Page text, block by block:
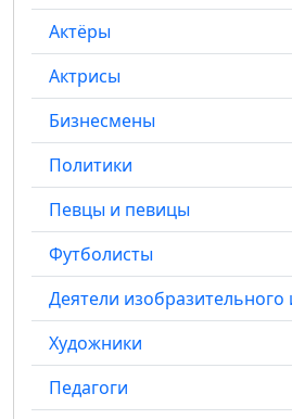
Актёры
Актрисы
Бизнесмены
Политики
Певцы и певицы
Футболисты
Деятели изобразительного
Художники
Педагоги